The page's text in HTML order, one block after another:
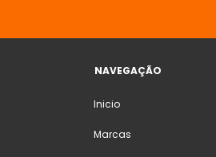
NAVEGAÇÃO
Inicio
Marcas